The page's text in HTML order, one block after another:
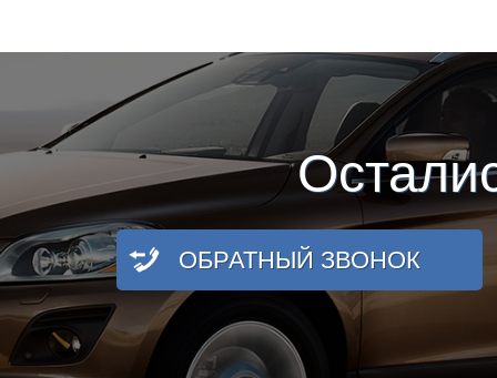
ОБРАТНЫЙ ЗВОНОК